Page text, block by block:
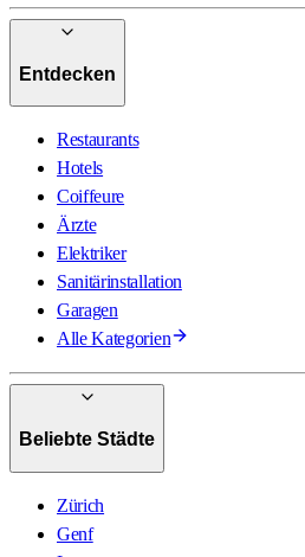
Entdecken
Restaurants
Hotels
Coiffeure
Ärzte
Elektriker
Sanitärinstallation
Garagen
Alle Kategorien
Beliebte Städte
Zürich
Genf